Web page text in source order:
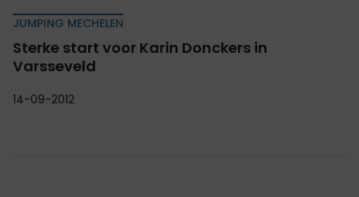
JUMPING MECHELEN
Sterke start voor Karin Donckers in
Varsseveld
14-09-2012